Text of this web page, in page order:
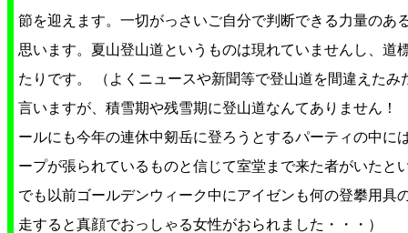
節を迎えます。一切がっさいご自分で判断できる力量のあ
思います。夏山登山道というものは現れていませんし、道
たりです。 （よくニュースや新聞等で登山道を間違えた
言いますが、積雪期や残雪期に登山道なんてありません
ールにも今年の連休中剱岳に登ろうとするパーティの中に
ープが張られているものと信じて室堂まで来た者がいたと
でも以前ゴールデンウィーク中にアイゼンも何の登攀用具
走すると真顔でおっしゃる女性がおられました・・・）